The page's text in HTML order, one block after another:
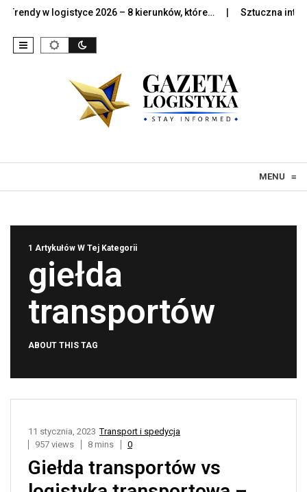
w logistyce 2026 – 8 kierunków, które… Sztuczna
MENU ≡
1 Artykułów W Tej Kategorii
giełda
transportów
ABOUT THIS TAG
Transport i spedycja
11 stycznia, 2023
957 views
8 mins 0
Giełda transportów vs